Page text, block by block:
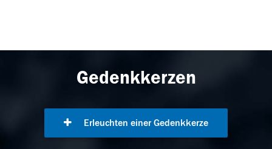
Gedenkkerzen
Erleuchten einer Gedenkkerze